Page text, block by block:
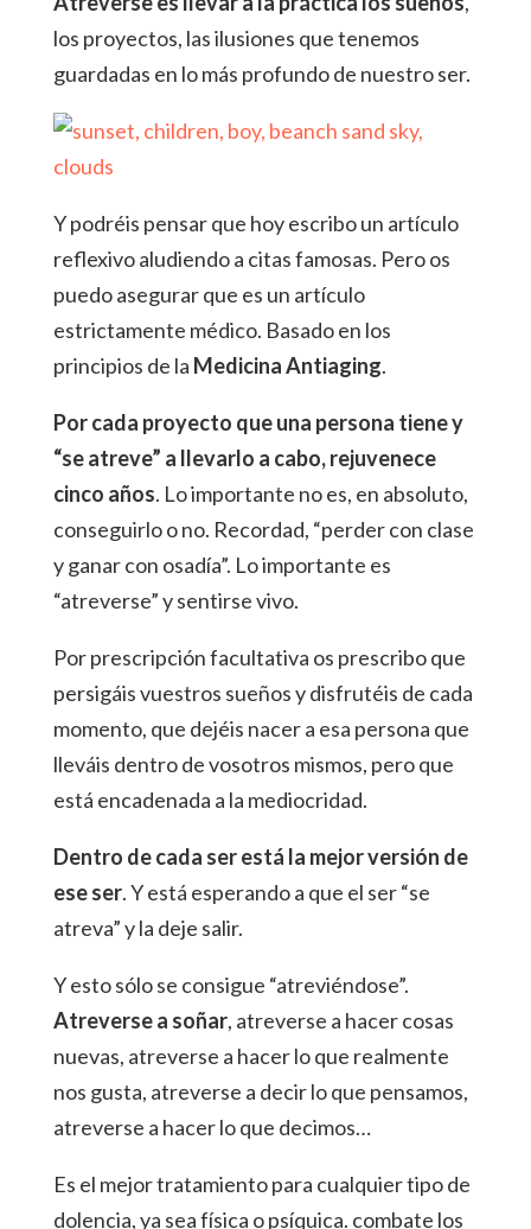
los proyectos, las ilusiones que tenemos
guardadas en lo más profundo de nuestro ser.
Y podréis pensar que hoy escribo un artículo
reflexivo aludiendo a citas famosas. Pero os
puedo asegurar que es un artículo
estrictamente médico. Basado en los
principios de la Medicina Antiaging.
Por cada proyecto que una persona tiene y
“se atreve” a llevarlo a cabo, rejuvenece
cinco años. Lo importante no es, en absoluto,
conseguirlo o no. Recordad, “perder con clase
y ganar con osadía”. Lo importante es
“atreverse” y sentirse vivo.
Por prescripción facultativa os prescribo que
persigáis vuestros sueños y disfrutéis de cada
momento, que dejéis nacer a esa persona que
lleváis dentro de vosotros mismos, pero que
está encadenada a la mediocridad.
Dentro de cada ser está la mejor versión de
ese ser. Y está esperando a que el ser “se
atreva” y la deje salir.
Y esto sólo se consigue “atreviéndose”.
Atreverse a soñar, atreverse a hacer cosas
nuevas, atreverse a hacer lo que realmente
nos gusta, atreverse a decir lo que pensamos,
atreverse a hacer lo que decimos…
Es el mejor tratamiento para cualquier tipo de
dolencia, ya sea física o psíquica. combate los